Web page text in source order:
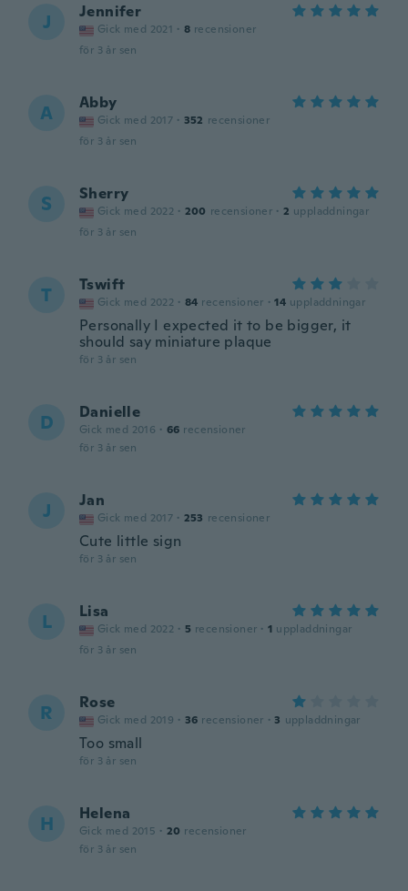
J Jennifer
Gick med 2021 · 8 recensioner
för 3 år sen
A Abby
Gick med 2017 · 352 recensioner
för 3 år sen
S Sherry
Gick med 2022 · 200 recensioner · 2 uppladdningar
för 3 år sen
T Tswift
Gick med 2022 · 84 recensioner · 14 uppladdningar
Personally I expected it to be bigger, it
should say miniature plaque
för 3 år sen
D Danielle
Gick med 2016 · 66 recensioner
för 3 år sen
J Jan
Gick med 2017 · 253 recensioner
Cute little sign
för 3 år sen
L Lisa
Gick med 2022 · 5 recensioner · 1 uppladdningar
för 3 år sen
R Rose
Gick med 2019 · 36 recensioner · 3 uppladdningar
Too small
för 3 år sen
H Helena
Gick med 2015 · 20 recensioner
för 3 år sen